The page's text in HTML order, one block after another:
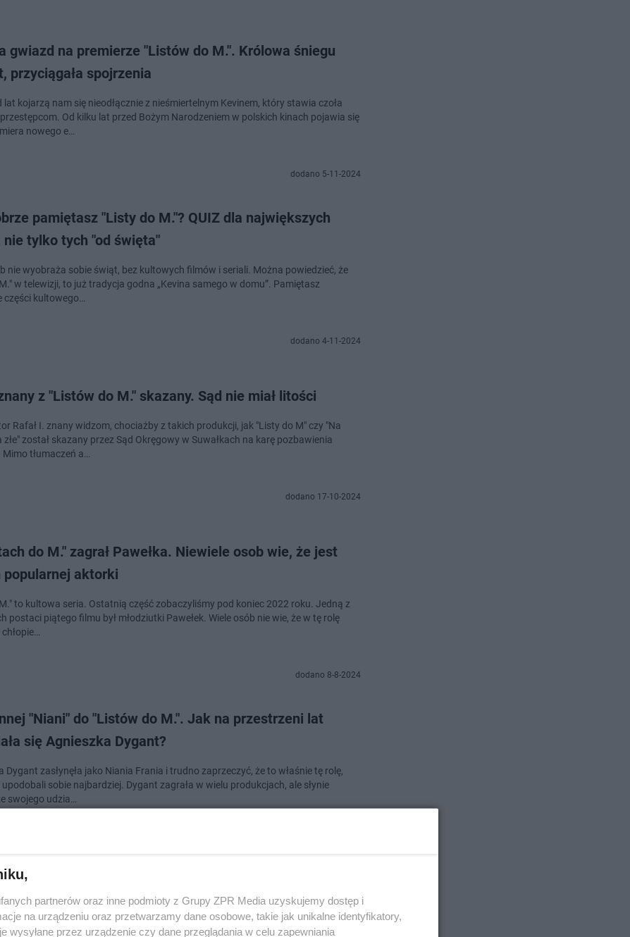
gwiazd na premierze "Listów do M.". Królowa śniegu
przyciągała spojrzenia
lat kojarzą nam się nieodłącznie z nieśmiertelnym Kevinem, który stawia czoła
Od kilku lat przed Bożym Narodzeniem w polskich kinach pojawia się
nowego e…
dodano 5-11-2024
pamiętasz "Listy do M."? QUIZ dla największych
nie tylko tych "od święta"
nie wyobraża sobie świąt, bez kultowych filmów i seriali. Można powiedzieć, że
w telewizji, to już tradycja godna „Kevina samego w domu”. Pamiętasz
kultowego…
dodano 4-11-2024
z "Listów do M." skazany. Sąd nie miał litości
Rafał I. znany widzom, chociażby z takich produkcji, jak "Listy do M" czy "Na
złe" został skazany przez Sąd Okręgowy w Suwałkach na karę pozbawienia
tłumaczeń a…
dodano 17-10-2024
do M." zagrał Pawełka. Niewiele osob wie, że jest
popularnej aktorki
to kultowa seria. Ostatnią część zobaczyliśmy pod koniec 2022 roku. Jedną z
postaci piątego filmu był młodziutki Pawełek. Wiele osób nie wie, że w tę rolę
dodano 8-8-2024
"Niani" do "Listów do M.". Jak na przestrzeni lat
się Agnieszka Dygant?
Dygant zasłynęła jako Niania Frania i trudno zaprzeczyć, że to właśnie tę rolę,
sobie najbardziej. Dygant zagrała w wielu produkcjach, ale słynie
swojego udzia…
“Listy do M.”. Obsada ucieszy fanów serii — a co z
partnerów oraz inne podmioty z Grupy ZPR Media uzyskujemy dostęp i
na urządzeniu oraz przetwarzamy dane osobowe, takie jak unikalne identyfikatory,
wysyłane przez urządzenie czy dane przeglądania w celu zapewniania